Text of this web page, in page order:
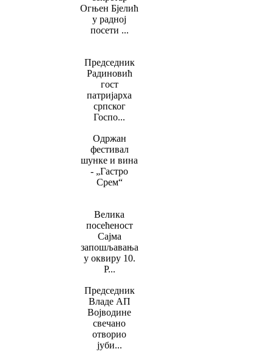
Огњен Бјелић
у радној
посети ...
Председник
Радиновић
гост
патријарха
српског
Госпо...
Одржан
фестивал
шунке и вина
- „Гастро
Срем“
Велика
посећеност
Сајма
запошљавања
у оквиру 10.
Р...
Председник
Владе АП
Војводине
свечано
отворио
јуби...